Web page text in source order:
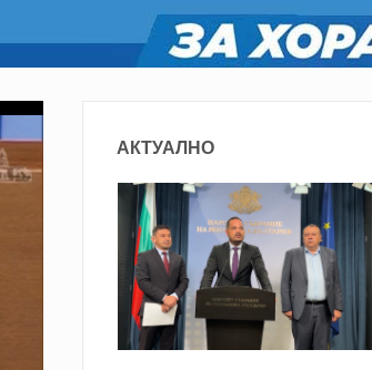
АКТУАЛНО